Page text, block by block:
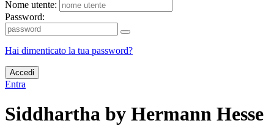
Nome utente:
Password:
Hai dimenticato la tua password?
Accedi
Entra
Siddhartha by Hermann Hesse